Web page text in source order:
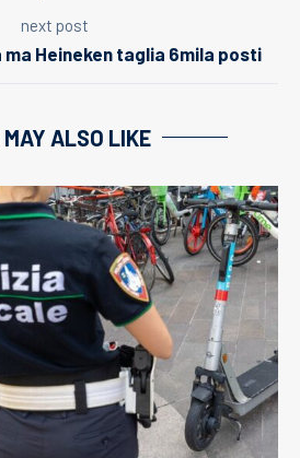
next post
Heineken taglia 6mila posti
MAY ALSO LIKE